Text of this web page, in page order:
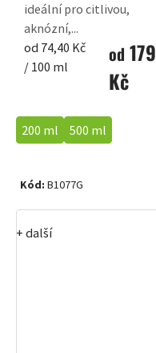
od 179
Kč
Měrná
cena:
od 74,40 Kč
/ 100 ml
ideální pro citlivou,
aknózní,...
200 ml 500 ml
+ další
Kód: B1077G